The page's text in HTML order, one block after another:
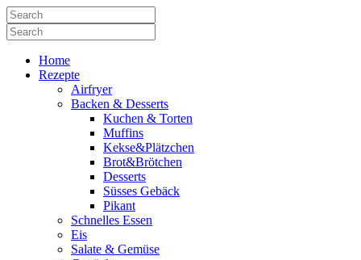
Home
Rezepte
Airfryer
Backen & Desserts
Kuchen & Torten
Muffins
Kekse&Plätzchen
Brot&Brötchen
Desserts
Süsses Gebäck
Pikant
Schnelles Essen
Eis
Salate & Gemüse